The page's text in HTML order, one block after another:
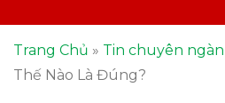
Trang Chủ » Tin chuyên
Thế Nào Là Đúng?